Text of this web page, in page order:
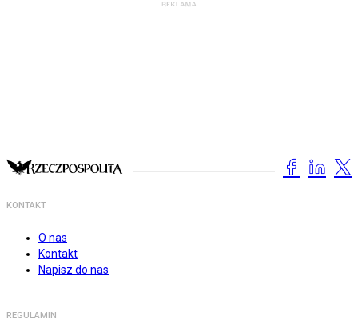
KONTAKT
O nas
Kontakt
Napisz do nas
REGULAMIN